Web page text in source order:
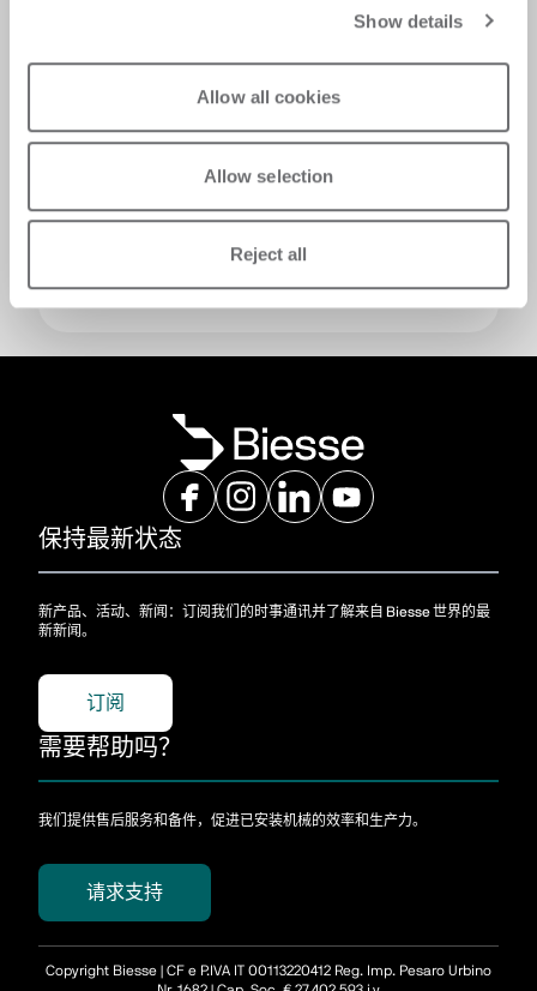
Show details
Allow all cookies
Allow selection
Reject all
请求支持
持团队将尽快与您联系
请求支持
保持最新状态
新产品、活动、新闻：订阅我们的时事通讯并了解来自 Biesse 世界的最
新新闻。
订阅
需要帮助吗？
我们提供售后服务和备件，促进已安装机械的效率和生产力。
请求支持
Copyright Biesse | CF e P.IVA IT 00113220412 Reg. Imp. Pesaro Urbino